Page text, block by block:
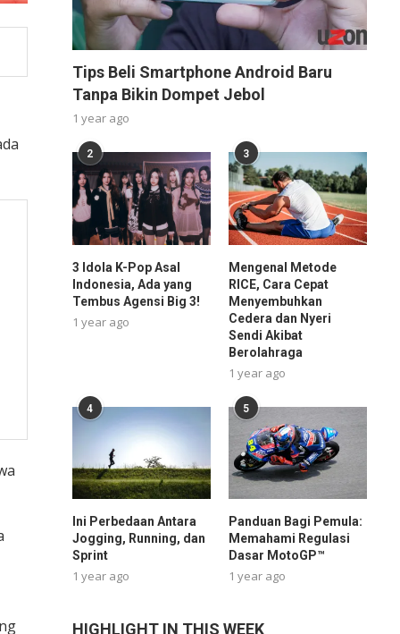
Tips Beli Smartphone Android Baru
Tanpa Bikin Dompet Jebol
1 year ago
2
3 Idola K-Pop Asal
Indonesia, Ada yang
Tembus Agensi Big 3!
1 year ago
3
Mengenal Metode
RICE, Cara Cepat
Menyembuhkan
Cedera dan Nyeri
Sendi Akibat
Berolahraga
1 year ago
4
Ini Perbedaan Antara
Jogging, Running, dan
Sprint
1 year ago
5
Panduan Bagi Pemula:
Memahami Regulasi
Dasar MotoGP™
1 year ago
HIGHLIGHT IN THIS WEEK